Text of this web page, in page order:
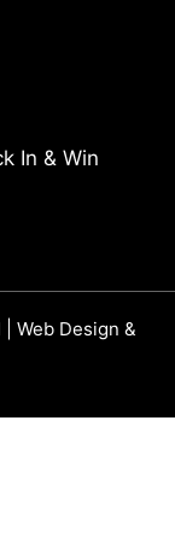
In & Win
Web Design &